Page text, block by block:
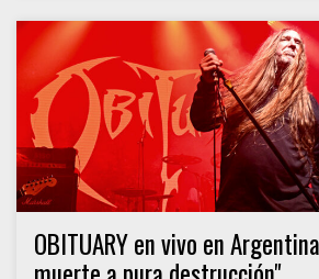
OBITUARY en vivo en